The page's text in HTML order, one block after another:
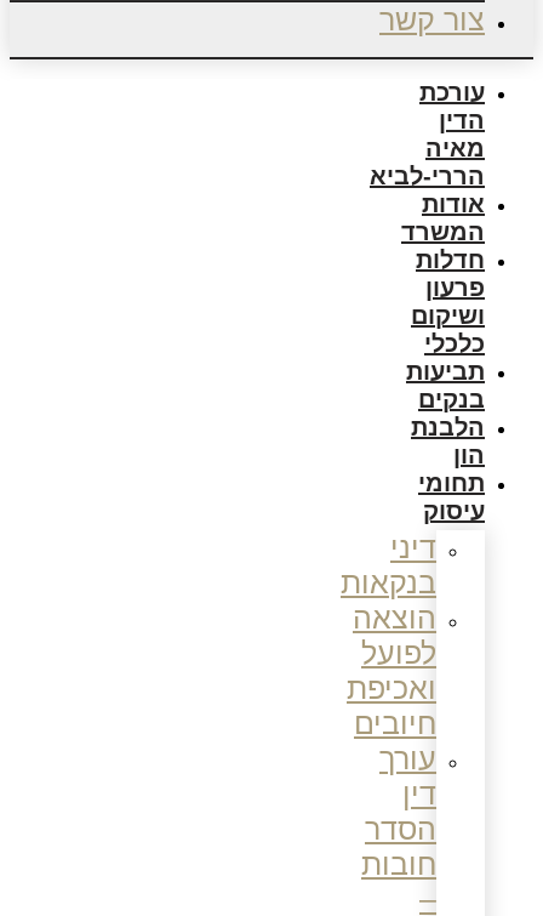
צור קשר
עורכת
הדין
מאיה
הררי-לביא
אודות
המשרד
חדלות
פרעון
ושיקום
כלכלי
תביעות
בנקים
הלבנת
הון
תחומי
עיסוק
דיני
בנקאות
הוצאה
לפועל
ואכיפת
חיובים
עורך
דין
הסדר
חובות